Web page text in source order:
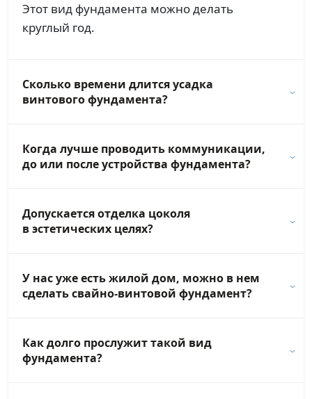
Этот вид фундамента можно делать
круглый год.
Сколько времени длится усадка
винтового фундамента?
Когда лучше проводить коммуникации,
до или после устройства фундамента?
Допускается отделка цоколя
в эстетических целях?
У нас уже есть жилой дом, можно в нем
сделать свайно-винтовой фундамент?
Как долго прослужит такой вид
фундамента?